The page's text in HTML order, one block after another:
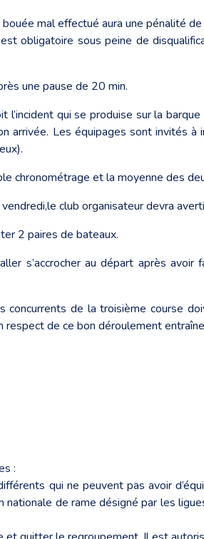
mal effectué aura une pénalité
obligatoire sous peine de
une pause de 20 min.
qui se produise sur la
arrivée. Les équipages sont invités
chronométrage et la moyenne des
club organisateur devra
2 paires de bateaux.
s’accrocher au départ après avoir
de la troisième course
respect de ce bon déroulement
:
qui ne peuvent pas avoir
de rame désigné par les